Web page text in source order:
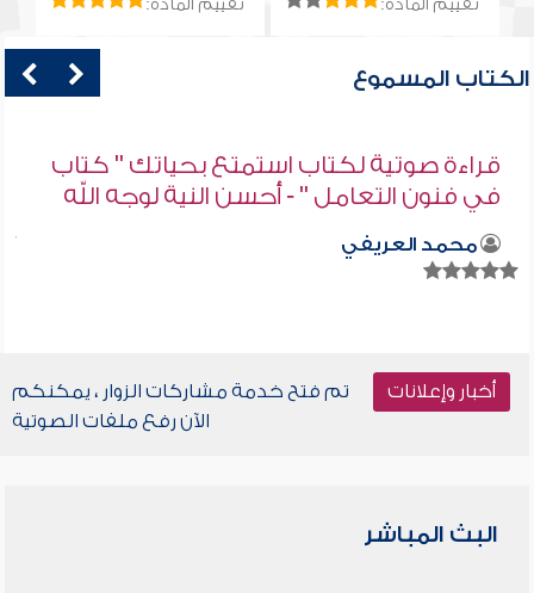
تقييم المادة: تقييم المادة:
الكتاب المسموع
قراءة صوتية لكتاب استمتع بحياتك " كتاب
في فنون التعامل " - أحسن النية لوجه الله
محمد العريفي
أخبار وإعلانات
تم فتح خدمة مشاركات الزوار ، يمكنكم
الآن رفع ملفات الصوتية
البث المباشر